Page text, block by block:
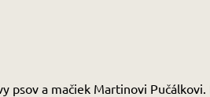
psov a mačiek Martinovi Pučálkovi.